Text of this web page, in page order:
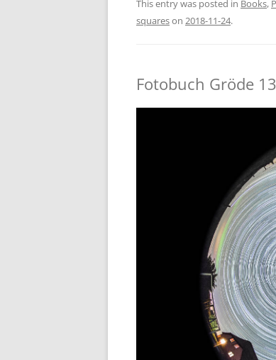
This entry was posted in Books,
squareson 2018-11-24.
Fotobuch Gröde 13